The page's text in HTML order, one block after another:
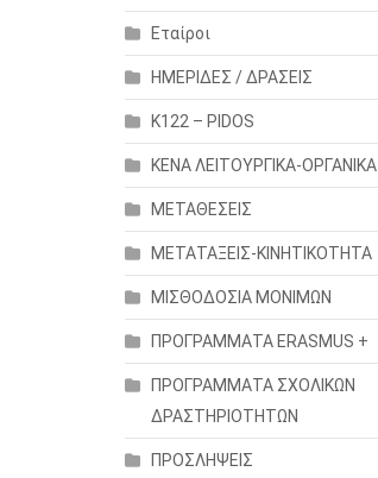
Εταίροι
ΗΜΕΡΙΔΕΣ / ΔΡΑΣΕΙΣ
Κ122 – PIDOS
ΚΕΝΑ ΛΕΙΤΟΥΡΓΙΚΑ-ΟΡΓΑΝΙΚΑ
ΜΕΤΑΘΕΣΕΙΣ
ΜΕΤΑΤΑΞΕΙΣ-ΚΙΝΗΤΙΚΟΤΗΤΑ
ΜΙΣΘΟΔΟΣΙΑ ΜΟΝΙΜΩΝ
ΠΡΟΓΡΑΜΜΑΤΑ ERASMUS +
ΠΡΟΓΡΑΜΜΑΤΑ ΣΧΟΛΙΚΩΝ
ΔΡΑΣΤΗΡΙΟΤΗΤΩΝ
ΠΡΟΣΛΗΨΕΙΣ